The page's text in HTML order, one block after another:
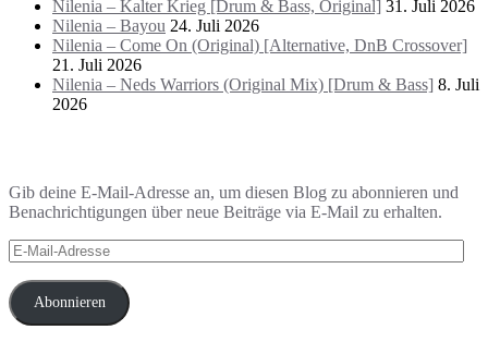
Nilenia – Kalter Krieg [Drum & Bass, Original] 31. Juli 2026
Nilenia – Bayou 24. Juli 2026
Nilenia – Come On (Original) [Alternative, DnB Crossover]
21. Juli 2026
Nilenia – Neds Warriors (Original Mix) [Drum & Bass] 8. Juli
2026
Gib deine E-Mail-Adresse an, um diesen Blog zu abonnieren und
Benachrichtigungen über neue Beiträge via E-Mail zu erhalten.
E-
Mail-
Adresse
Abonnieren